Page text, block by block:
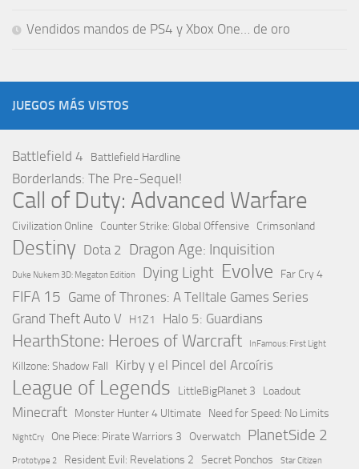
Vendidos mandos de PS4 y Xbox One… de oro
JUEGOS MÁS VISTOS
Battlefield 4 Battlefield Hardline
Borderlands: The Pre-Sequel!
Call of Duty: Advanced Warfare
Civilization Online Counter Strike: Global Offensive Crimsonland
Destiny Dota 2 Dragon Age: Inquisition
Duke Nukem 3D: Megaton Edition Dying Light Evolve Far Cry 4
FIFA 15 Game of Thrones: A Telltale Games Series
Grand Theft Auto V H1Z1 Halo 5: Guardians
HearthStone: Heroes of Warcraft InFamous: First Light
Killzone: Shadow Fall Kirby y el Pincel del Arcoíris
League of Legends LittleBigPlanet 3 Loadout
Minecraft Monster Hunter 4 Ultimate Need for Speed: No Limits
NightCry One Piece: Pirate Warriors 3 Overwatch PlanetSide 2
Prototype 2 Resident Evil: Revelations 2 Secret Ponchos Star Citizen